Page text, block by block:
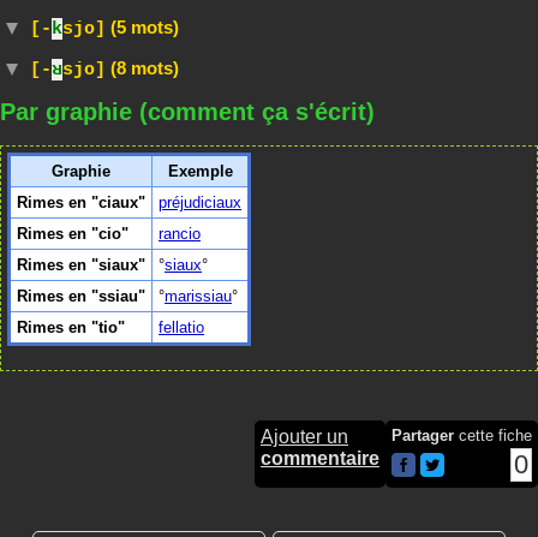
[-ksjo] (5 mots)
[-ʁsjo] (8 mots)
Par graphie (comment ça s'écrit)
Graphie
Exemple
Rimes en "ciaux"
préjudiciaux
Rimes en "cio"
rancio
Rimes en "siaux"
siaux
Rimes en "ssiau"
marissiau
Rimes en "tio"
fellatio
Ajouter un
commentaire
Partager cette fiche
0